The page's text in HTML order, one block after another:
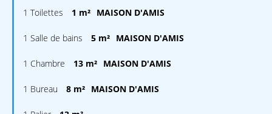
1 Toilettes 1 m² MAISON D'AMIS
1 Salle de bains 5 m² MAISON D'AMIS
1 Chambre 13 m² MAISON D'AMIS
1 Bureau 8 m² MAISON D'AMIS